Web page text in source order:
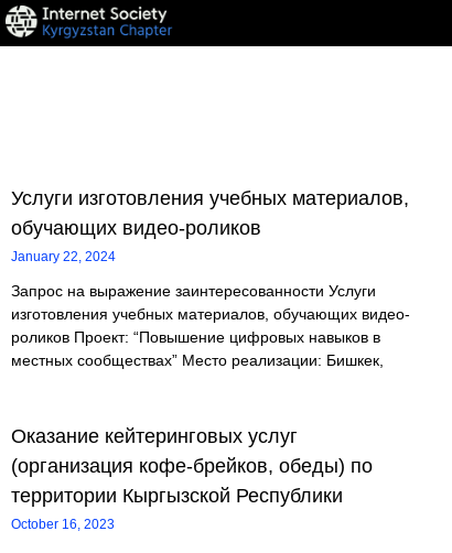
Услуги изготовления учебных материалов,
обучающих видео-роликов
January 22, 2024
Запрос на выражение заинтересованности Услуги
изготовления учебных материалов, обучающих видео-
роликов Проект: “Повышение цифровых навыков в
местных сообществах” Место реализации: Бишкек,
Оказание кейтеринговых услуг
(организация кофе-брейков, обеды) по
территории Кыргызской Республики
October 16, 2023